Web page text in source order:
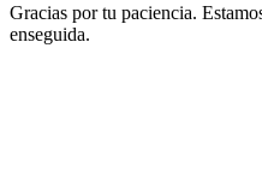
Gracias por tu paciencia.
enseguida.